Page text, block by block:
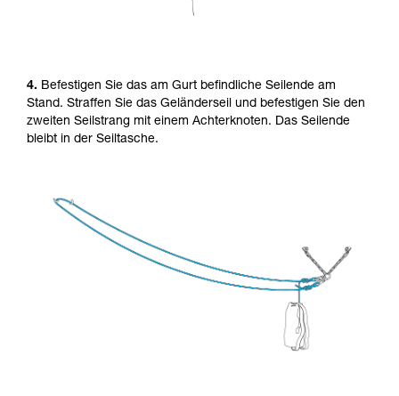
4. Befestigen Sie das am Gurt befindliche Seilende am
Stand. Straffen Sie das Geländerseil und befestigen Sie den
zweiten Seilstrang mit einem Achterknoten. Das Seilende
bleibt in der Seiltasche.